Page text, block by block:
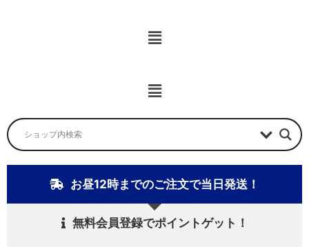
メ
ニ
メ
ニ
ュ
お昼12時までのご注文で当日発送！
無料会員登録でポイントゲット！